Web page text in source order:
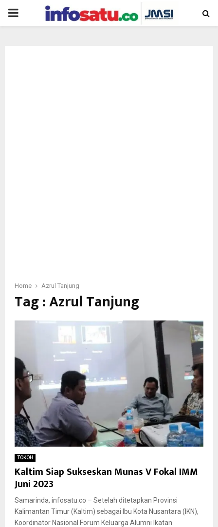
PRIMARY
Home Azrul Tanjung
Tag : Azrul Tanjung
TOKOH
Kaltim Siap Sukseskan Munas V Fokal IMM
Juni 2023
Samarinda, infosatu.co – Setelah ditetapkan Provinsi
Kalimantan Timur (Kaltim) sebagai Ibu Kota Nusantara (IKN),
Koordinator Nasional Forum Keluarga Alumni Ikatan